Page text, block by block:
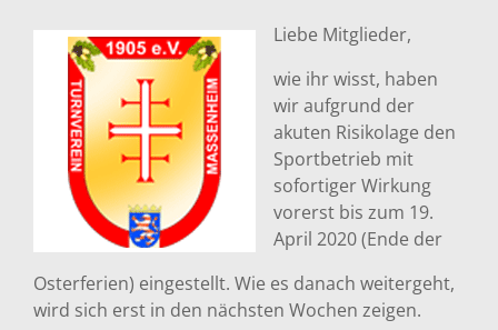
Liebe Mitglieder,
wie ihr wisst, haben
wir aufgrund der
akuten Risikolage den
Sportbetrieb mit
sofortiger Wirkung
vorerst bis zum 19.
April 2020 (Ende der
Osterferien) eingestellt. Wie es danach weitergeht,
wird sich erst in den nächsten Wochen zeigen.